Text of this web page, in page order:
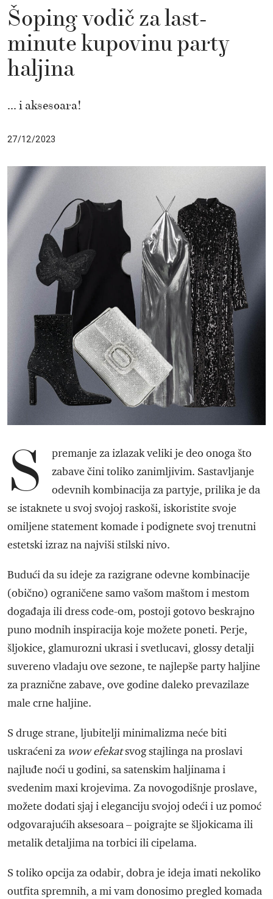
Šoping vodič za last-
minute kupovinu party
haljina
... i aksesoara!
27/12/2023
S
premanje za izlazak veliki je deo onoga što
zabave čini toliko zanimljivim. Sastavljanje
odevnih kombinacija za partyje, prilika je da
se istaknete u svoj svojoj raskoši, iskoristite svoje
omiljene statement komade i podignete svoj trenutni
estetski izraz na najviši stilski nivo.
Budući da su ideje za razigrane odevne kombinacije
(obično) ograničene samo vašom maštom i mestom
događaja ili dress code-om, postoji gotovo beskrajno
puno modnih inspiracija koje možete poneti. Perje,
šljokice, glamurozni ukrasi i svetlucavi, glossy detalji
suvereno vladaju ove sezone, te najlepše party haljine
za praznične zabave, ove godine daleko prevazilaze
male crne haljine.
S druge strane, ljubitelji minimalizma neće biti
uskraćeni za wow efekatsvog stajlinga na proslavi
najluđe noći u godini, sa satenskim haljinama i
svedenim maxi krojevima. Za novogodišnje proslave,
možete dodati sjaj i eleganciju svojoj odeći i uz pomoć
odgovarajućih aksesoara – poigrajte se šljokicama ili
metalik detaljima na torbici ili cipelama.
S toliko opcija za odabir, dobra je ideja imati nekoliko
outfita spremnih, a mi vam donosimo pregled komada